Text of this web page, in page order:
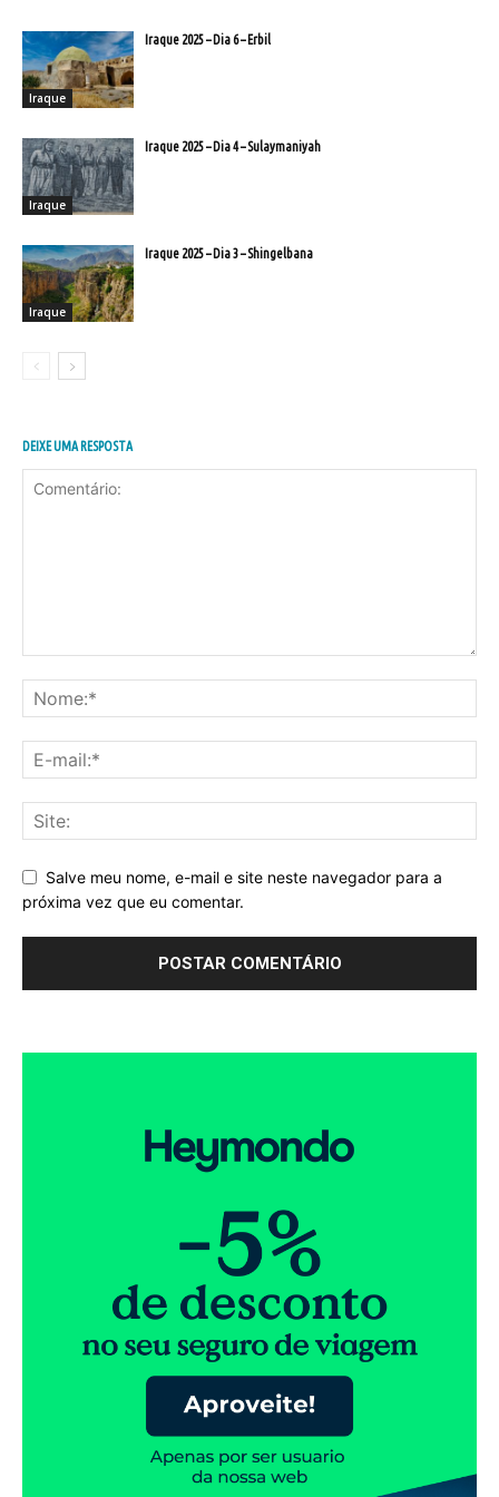
Iraque
Iraque 2025 – Dia 6 – Erbil
Iraque
Iraque 2025 – Dia 4 – Sulaymaniyah
Iraque
Iraque 2025 – Dia 3 – Shingelbana
DEIXE UMA RESPOSTA
Salve meu nome, e-mail e site neste navegador para a
próxima vez que eu comentar.